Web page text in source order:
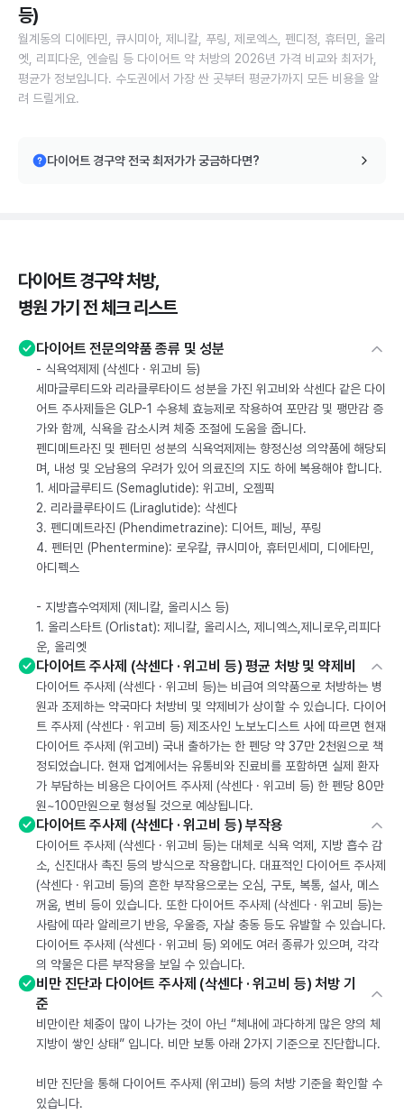
등)
월계동의 디에타민, 큐시미아, 제니칼, 푸링, 제로엑스, 펜디정, 휴터민, 올리
엣, 리피다운, 엔슬림 등 다이어트 약 처방의 2026년 가격 비교와 최저가,
평균가 정보입니다. 수도권에서 가장 싼 곳부터 평균가까지 모든 비용을 알
려 드릴게요.
다이어트 경구약 전국 최저가가 궁금하다면?
다이어트 경구약 처방,
병원 가기 전 체크 리스트
다이어트 전문의약품 종류 및 성분
- 식욕억제제 (삭센다 · 위고비 등)
세마글루티드와 리라클루타이드 성분을 가진 위고비와 삭센다 같은 다이
어트 주사제들은 GLP-1 수용체 효능제로 작용하여 포만감 및 팽만감 증
가와 함께, 식욕을 감소시켜 체중 조절에 도움을 줍니다.
펜디메트라진 및 펜터민 성분의 식욕억제제는 향정신성 의약품에 해당되
며, 내성 및 오남용의 우려가 있어 의료진의 지도 하에 복용해야 합니다.
1. 세마글루티드 (Semaglutide): 위고비, 오젬픽
2. 리라클루타이드 (Liraglutide): 삭센다
3. 펜디메트라진 (Phendimetrazine): 디어트, 페닝, 푸링
4. 펜터민 (Phentermine): 로우칼, 큐시미아, 휴터민세미, 디에타민,
아디펙스
- 지방흡수억제제 (제니칼, 올리시스 등)
1. 올리스타트 (Orlistat): 제니칼, 올리시스, 제니엑스,제니로우,리피다
운, 올리엣
다이어트 주사제 (삭센다 · 위고비 등) 평균 처방 및 약제비
다이어트 주사제 (삭센다 · 위고비 등)는 비급여 의약품으로 처방하는 병
원과 조제하는 약국마다 처방비 및 약제비가 상이할 수 있습니다. 다이어
트 주사제 (삭센다 · 위고비 등) 제조사인 노보노디스트 사에 따르면 현재
다이어트 주사제 (위고비) 국내 출하가는 한 펜당 약 37만 2천원으로 책
정되었습니다. 현재 업계에서는 유통비와 진료비를 포함하면 실제 환자
가 부담하는 비용은 다이어트 주사제 (삭센다 · 위고비 등) 한 펜당 80만
원~100만원으로 형성될 것으로 예상됩니다.
다이어트 주사제 (삭센다 · 위고비 등) 부작용
다이어트 주사제 (삭센다 · 위고비 등)는 대체로 식욕 억제, 지방 흡수 감
소, 신진대사 촉진 등의 방식으로 작용합니다. 대표적인 다이어트 주사제
(삭센다 · 위고비 등)의 흔한 부작용으로는 오심, 구토, 복통, 설사, 메스
꺼움, 변비 등이 있습니다. 또한 다이어트 주사제 (삭센다 · 위고비 등)는
사람에 따라 알레르기 반응, 우울증, 자살 충동 등도 유발할 수 있습니다.
다이어트 주사제 (삭센다 · 위고비 등) 외에도 여러 종류가 있으며, 각각
의 약물은 다른 부작용을 보일 수 있습니다.
비만 진단과 다이어트 주사제 (삭센다 · 위고비 등) 처방 기
준
비만이란 체중이 많이 나가는 것이 아닌 “체내에 과다하게 많은 양의 체
지방이 쌓인 상태” 입니다. 비만 보통 아래 2가지 기준으로 진단합니다.
비만 진단을 통해 다이어트 주사제 (위고비) 등의 처방 기준을 확인할 수
있습니다.